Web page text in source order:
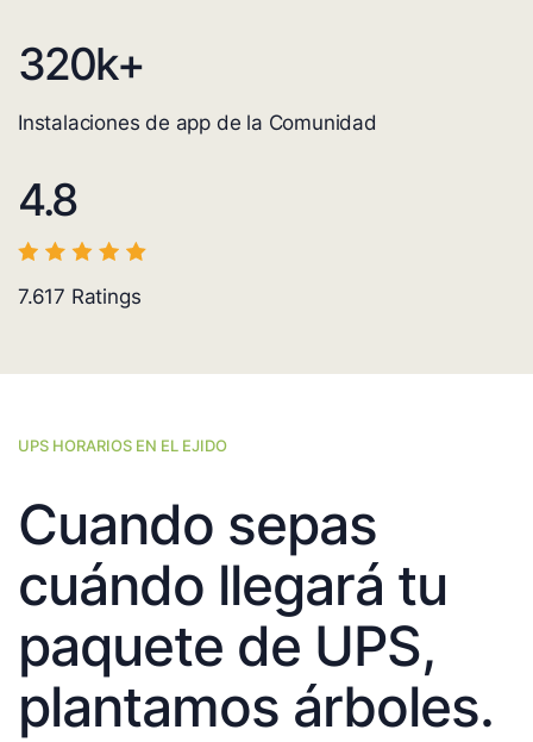
320k+
Instalaciones de app de la Comunidad
4.8
7.617 Ratings
UPS HORARIOS EN EL EJIDO
Cuando sepas
cuándo llegará tu
paquete de UPS,
plantamos árboles.